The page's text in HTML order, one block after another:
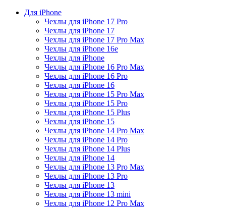
Для iPhone
Чехлы для iPhone 17 Pro
Чехлы для iPhone 17
Чехлы для iPhone 17 Pro Max
Чехлы для iPhone 16e
Чехлы для iPhone
Чехлы для iPhone 16 Pro Max
Чехлы для iPhone 16 Pro
Чехлы для iPhone 16
Чехлы для iPhone 15 Pro Max
Чехлы для iPhone 15 Pro
Чехлы для iPhone 15 Plus
Чехлы для iPhone 15
Чехлы для iPhone 14 Pro Max
Чехлы для iPhone 14 Pro
Чехлы для iPhone 14 Plus
Чехлы для iPhone 14
Чехлы для iPhone 13 Pro Max
Чехлы для iPhone 13 Pro
Чехлы для iPhone 13
Чехлы для iPhone 13 mini
Чехлы для iPhone 12 Pro Max